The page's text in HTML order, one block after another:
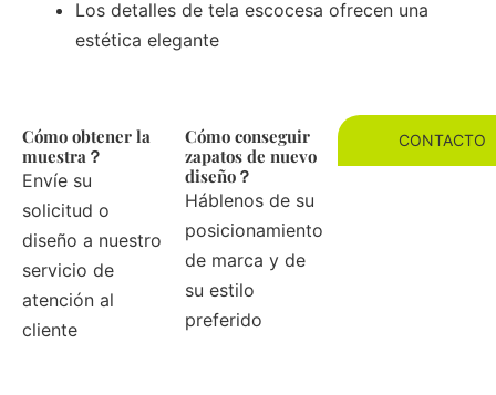
Los detalles de tela escocesa ofrecen una
estética elegante
Cómo obtener la
muestra？
Envíe su
solicitud o
diseño a nuestro
servicio de
atención al
cliente
Cómo conseguir
zapatos de nuevo
diseño？
Háblenos de su
posicionamiento
de marca y de
su estilo
preferido
CONTACTO